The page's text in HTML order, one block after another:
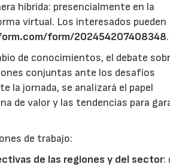
híbrida: presencialmente en la
virtual. Los interesados pueden
form/202454207408348.
de conocimientos, el debate
conjuntas ante los desafíos
la jornada, se analizará el papel
de valor y las tendencias para
de trabajo:
de las regiones y del sector: